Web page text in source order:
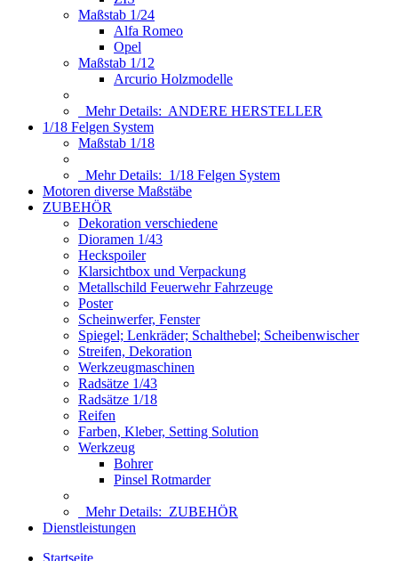
Maßstab 1/24
Alfa Romeo
Opel
Maßstab 1/12
Arcurio Holzmodelle
Mehr Details: ANDERE HERSTELLER
1/18 Felgen System
Maßstab 1/18
Mehr Details: 1/18 Felgen System
Motoren diverse Maßstäbe
ZUBEHÖR
Dekoration verschiedene
Dioramen 1/43
Heckspoiler
Klarsichtbox und Verpackung
Metallschild Feuerwehr Fahrzeuge
Poster
Scheinwerfer, Fenster
Spiegel; Lenkräder; Schalthebel; Scheibenwischer
Streifen, Dekoration
Werkzeugmaschinen
Radsätze 1/43
Radsätze 1/18
Reifen
Farben, Kleber, Setting Solution
Werkzeug
Bohrer
Pinsel Rotmarder
Mehr Details: ZUBEHÖR
Dienstleistungen
Startseite